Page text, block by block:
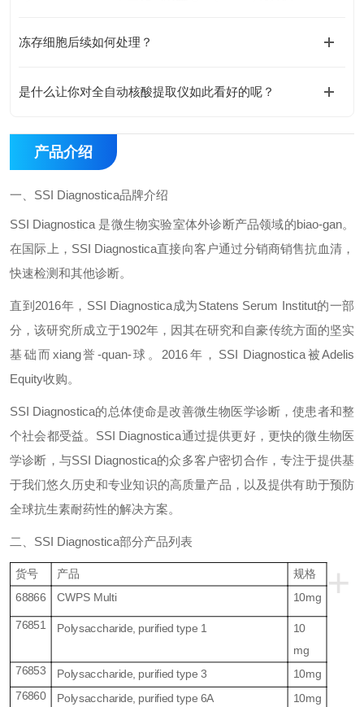
冻存细胞后续如何处理？
是什么让你对全自动核酸提取仪如此看好的呢？
产品介绍
一、 SSI Diagnostica品牌介绍
SSI Diagnostica 是微生物实验室体外诊断产品领域的biao-gan。
在国际上， SSI Diagnostica直接向客户通过分销商销售抗血清，
快速检测和其他诊断。
直到 2016年， SSI Diagnostica成为Statens Serum Institut的一部
分，该研究所成立于1902年，因其在研究和自豪传统方面的坚实
基础而xiang誉-quan-球。 2016年， SSI Diagnostica被Adelis
Equity收购。
SSI Diagnostica的总体使命是改善微生物医学诊断，使患者和整
个社会都受益。 SSI Diagnostica通过提供更好，更快的微生物医
学诊断，与SSI Diagnostica的众多客户密切合作，专注于提供基
于我们悠久历史和专业知识的高质量产品，以及提供有助于预防
全球抗生素耐药性的解决方案。
二、 SSI Diagnostica部分产品列表
+
货号 产品
规格
68866
CWPS Multi 10mg
76851 Polysaccharide, purified type 1 10
mg
76853 Polysaccharide, purified type 3
10mg
76860
Polysaccharide, purified type 6A 10mg